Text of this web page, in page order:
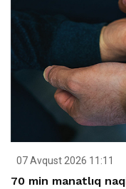
07 Avqust 2026 11:11
70 min manatlıq